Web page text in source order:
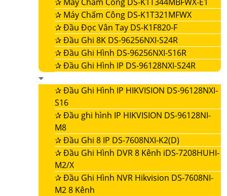
✰ Máy Chấm Công DS-K1T321MFWX
✰Đầu Đọc Vân Tay DS-K1F820-F
✰Đầu Ghi 8K DS-96256NXI-S24R
✰Đầu Ghi Hình DS-96256NXI-S16R
✰Đầu Ghi Hình IP DS-96128NXI-S24R
✰Đầu Ghi Hình IP HIKVISION DS-96128NXI-
S16
✰Đầu ghi hình IP HIKVISION DS-96128NI-
M8
✰Đầu Ghi 8 IP DS-7608NXI-K2(D)
✰Đầu Ghi Hình DVR 8 Kênh iDS-7208HUHI-
M2/X
✰Đầu Ghi Hình NVR Hikvision DS-7608NI-
M2 8 Kênh